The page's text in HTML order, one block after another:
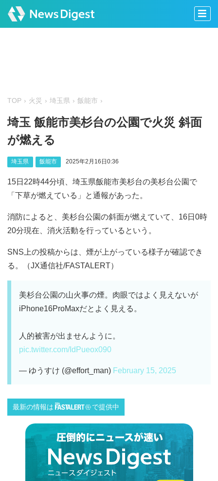
TOP 火災 埼玉県 飯能市
埼玉 飯能市美杉台の公園で火災 斜面
が燃える
埼玉県 飯能市 2025年2月16日0:36
15日22時44分頃、埼玉県飯能市美杉台の美杉台公園で
「下草が燃えている」と通報があった。
消防によると、美杉台公園の斜面が燃えていて、16日0時
20分現在、消火活動を行っているという。
SNS上の投稿からは、煙が上がっている様子が確認でき
る。（JX通信社/FASTALERT）
美杉台公園の山火事の煙。肉眼ではよく見えないが
iPhone16ProMaxだとよく見える。
人的被害が出ませんように。
pic.twitter.com/IdPueox090
— ゆうすけ (@effort_man) February 15, 2025
最新の情報は で提供中